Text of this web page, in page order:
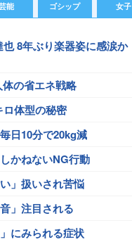
能 ゴシップ 女子
也 8年ぶり楽器姿に感涙か
の省エネ戦略
ロ体型の秘密
日10分で20kg減
かねないNG行動
」扱いされ苦悩
」注目される
にみられる症状